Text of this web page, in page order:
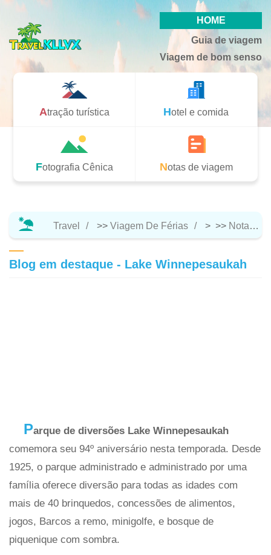
HOME
Guia de viagem
Viagem de bom senso
Atração turística Hotel e comida
Fotografia Cênica Notas de viagem
Travel >> Viagem De Férias > >> Notas De Viagem
Blog em destaque - Lake Winnepesaukah
Parque de diversões Lake Winnepesaukah
comemora seu 94º aniversário nesta temporada. Desde
1925, o parque administrado e administrado por uma
família oferece diversão para todas as idades com
mais de 40 brinquedos, concessões de alimentos,
jogos, Barcos a remo, minigolfe, e bosque de
piquenique com sombra.